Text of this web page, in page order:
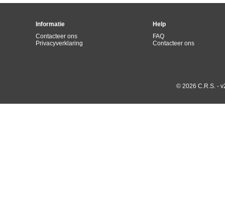
Informatie
Contacteer ons
Privacyverklaring
Help
FAQ
Contacteer ons
© 2026 C.R.S. -